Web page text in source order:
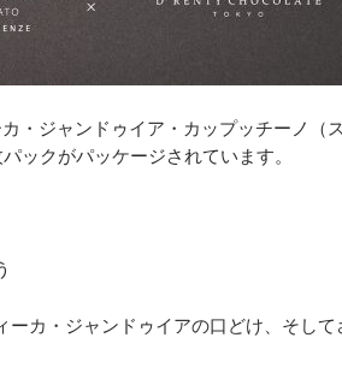
・ジャンドゥイア・カップッチーノ（
ックがパッケージされています。
ーカ・ジャンドゥイアの口どけ、そし